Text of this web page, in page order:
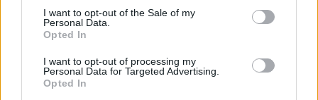
consent section.
I want to opt-out of the Sale of my
Personal Data.
Opted In
I want to opt-out of processing my
Personal Data for Targeted Advertising.
Opted In
A New York-i premieren Renée Zellweger semmivel
sem adta alább a sikkességét, mint
Párizsban,Berlinben vagy Milánóban. A 47 éves
színésznő nagyon szemrevaló volt a fekete
pántnélküli bársonyfelsős összeállításban, melynek